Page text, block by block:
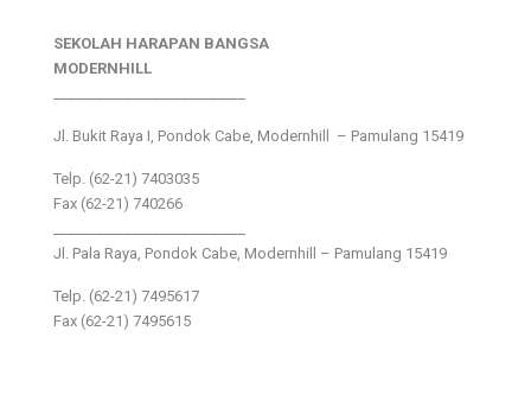
SEKOLAH HARAPAN BANGSA
MODERNHILL
Jl. Bukit Raya I, Pondok Cabe, Modernhill – Pamulang 15419
Telp. (62-21) 7403035
Fax (62-21) 740266
Jl. Pala Raya, Pondok Cabe, Modernhill – Pamulang 15419
Telp. (62-21) 7495617
Fax (62-21) 7495615